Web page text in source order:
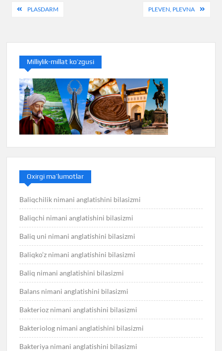
PostPLASDARM PLEVEN, PLEVNA
Milliylik-millat ko’zgusi
Oxirgi ma’lumotlar
Baliqchilik nimani anglatishini bilasizmi
Baliqchi nimani anglatishini bilasizmi
Baliq uni nimani anglatishini bilasizmi
Baliqko’z nimani anglatishini bilasizmi
Baliq nimani anglatishini bilasizmi
Balans nimani anglatishini bilasizmi
Bakterioz nimani anglatishini bilasizmi
Bakteriolog nimani anglatishini bilasizmi
Bakteriya nimani anglatishini bilasizmi